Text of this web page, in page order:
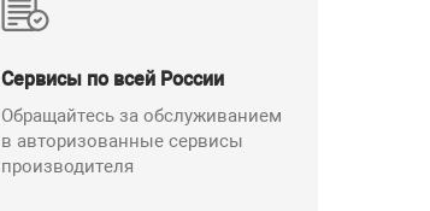
Сервисы по всей России
Обращайтесь за обслуживанием
в авторизованные сервисы
производителя